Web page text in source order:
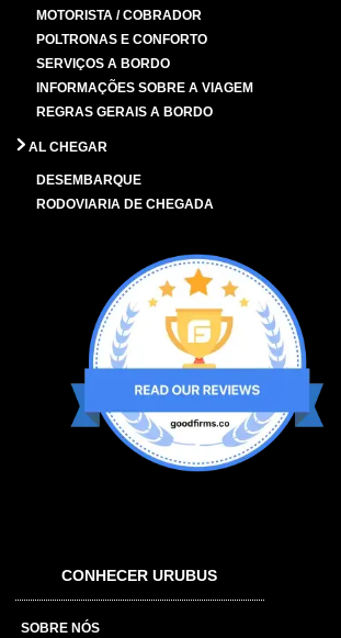
MOTORISTA / COBRADOR
POLTRONAS E CONFORTO
SERVIÇOS A BORDO
INFORMAÇÕES SOBRE A VIAGEM
REGRAS GERAIS A BORDO
AL CHEGAR
DESEMBARQUE
RODOVIARIA DE CHEGADA
CONHECER URUBUS
SOBRE NÓS